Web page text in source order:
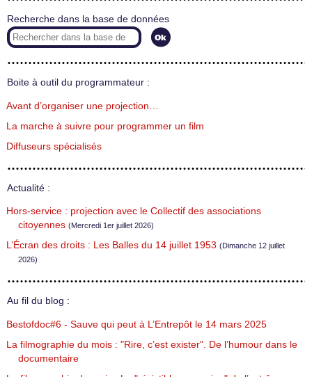
Recherche dans la base de données
Boite à outil du programmateur :
Avant d’organiser une projection…
La marche à suivre pour programmer un film
Diffuseurs spécialisés
Actualité :
Hors-service : projection avec le Collectif des associations
citoyennes (Mercredi 1er juillet 2026)
L’Écran des droits : Les Balles du 14 juillet 1953 (Dimanche 12 juillet
2026)
Au fil du blog :
Bestofdoc#6 - Sauve qui peut à L’Entrepôt le 14 mars 2025
La filmographie du mois : "Rire, c’est exister". De l’humour dans le
documentaire